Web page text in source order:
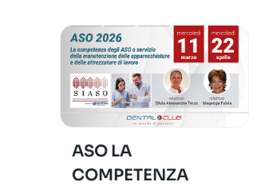
ASO LA
COMPETENZA